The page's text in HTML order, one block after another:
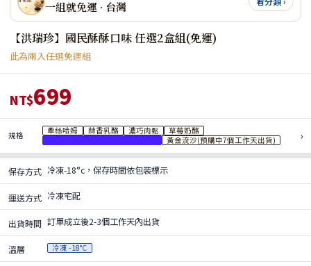
一組就免運 · 台灣
【洪瑞珍】國民酥酥口味 任選2盒組(免運)
此為兩入任選免運組
NT$699
規格 牽絲哈姆 蒜香乳酪 濃巧肉鬆
草莓奶酪
黃金流沙(預購中7個工作天出貨) ›
保存方式 冷凍-18°c，保存時間依包裝標示
運送方式 冷凍宅配
出貨時間 訂單成立後2-3個工作天內出貨
溫層 冷凍 -18°C